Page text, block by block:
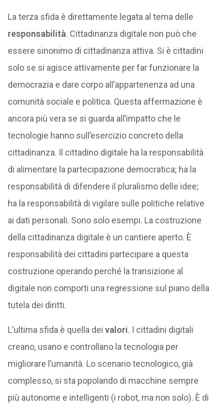
La terza sfida è direttamente legata al tema delle
responsabilità. Cittadinanza digitale non può che
essere sinonimo di cittadinanza attiva. Si è cittadini
solo se si agisce attivamente per far funzionare la
democrazia e dare corpo all’appartenenza ad una
comunità sociale e politica. Questa affermazione è
ancora più vera se si guarda all’impatto che le
tecnologie hanno sull’esercizio concreto della
cittadinanza. Il cittadino digitale ha la responsabilità
di alimentare la partecipazione democratica; ha la
responsabilità di difendere il pluralismo delle idee;
ha la responsabilità di vigilare sulle politiche relative
ai dati personali. Sono solo esempi. La costruzione
della cittadinanza digitale è un cantiere aperto. È
responsabilità dei cittadini partecipare a questa
costruzione operando perché la transizione al
digitale non comporti una regressione sul piano della
tutela dei diritti.
L’ultima sfida è quella dei valori. I cittadini digitali
creano, usano e controllano la tecnologia per
migliorare l’umanità. Lo scenario tecnologico, già
complesso, si sta popolando di macchine sempre
più autonome e intelligenti (i robot, ma non solo). È di